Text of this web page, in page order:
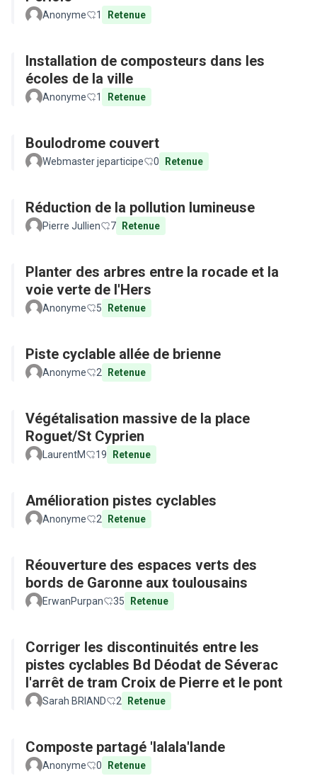
Anonyme 1 Retenue
Installation de composteurs dans les
écoles de la ville
Anonyme 1 Retenue
Boulodrome couvert
Webmaster jeparticipe 0 Retenue
Réduction de la pollution lumineuse
Pierre Jullien 7 Retenue
Planter des arbres entre la rocade et la
voie verte de l'Hers
Anonyme 5 Retenue
Piste cyclable allée de brienne
Anonyme 2 Retenue
Végétalisation massive de la place
Roguet/St Cyprien
LaurentM 19 Retenue
Amélioration pistes cyclables
Anonyme 2 Retenue
Réouverture des espaces verts des
bords de Garonne aux toulousains
ErwanPurpan 35 Retenue
Corriger les discontinuités entre les
pistes cyclables Bd Déodat de Séverac
l'arrêt de tram Croix de Pierre et le pont
Sarah BRIAND 2 Retenue
Composte partagé 'lalala'lande
Anonyme 0 Retenue